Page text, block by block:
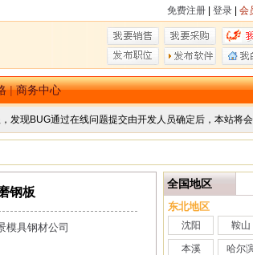
免费注册 登录 会
|商务中心
发现BUG通过在线问题提交由开发人员确定后，本站将
钢板
模具钢材公司
全国地区
东北地区
沈阳 鞍山
本溪 哈尔